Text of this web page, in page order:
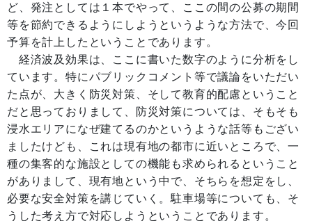
ど、発注としては１本でやって、ここの間の公募の期間
等を節約できるようにしようというような方法で、今回
予算を計上したということであります。
経済波及効果は、ここに書いた数字のように分析をし
ています。特にパブリックコメント等で議論をいただい
た点が、大きく防災対策、そして教育的配慮ということ
だと思っておりまして、防災対策については、そもそも
浸水エリアになぜ建てるのかというような話等もござい
ましたけども、これは現有地の都市に近いところで、一
種の集客的な施設としての機能も求められるということ
がありまして、現有地という中で、そちらを想定をし、
必要な安全対策を講じていく。駐車場等についても、そ
うした考え方で対応しようということであります。